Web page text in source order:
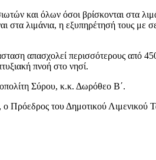
και όλων όσοι βρίσκονται στα
λιμάνια, η εξυπηρέτησή τους με
απασχολεί περισσότερους από
πνοή στο νησί.
Σύρου, κ.κ. Δωρόθεο Β΄.
Πρόεδρος του Δημοτικού Λιμενικού